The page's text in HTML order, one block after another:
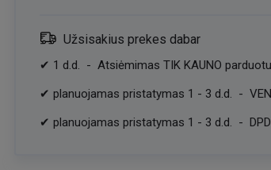
Užsisakius prekes dabar
✔ 1 d.d. - Atsiėmimas TIK KAUNO
✔ planuojamas pristatymas 1 - 3 d.d. -
✔ planuojamas pristatymas 1 - 3 d.d. -